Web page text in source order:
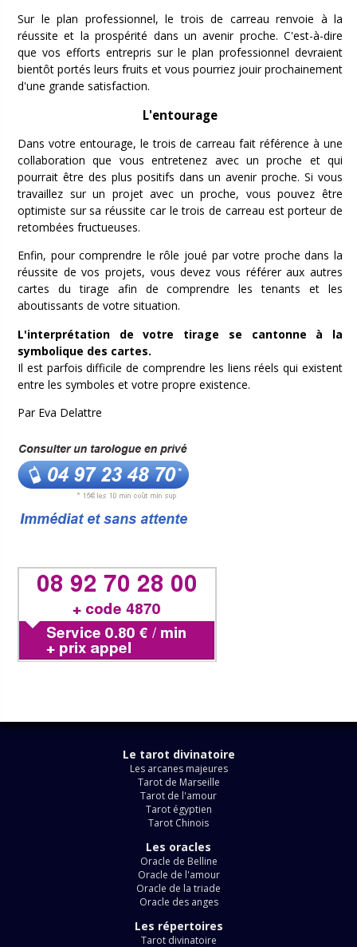
Sur le plan professionnel, le trois de carreau renvoie à la
réussite et la prospérité dans un avenir proche. C'est-à-dire
que vos efforts entrepris sur le plan professionnel devraient
bientôt portés leurs fruits et vous pourriez jouir prochainement
d'une grande satisfaction.
L'entourage
Dans votre entourage, le trois de carreau fait référence à une
collaboration que vous entretenez avec un proche et qui
pourrait être des plus positifs dans un avenir proche. Si vous
travaillez sur un projet avec un proche, vous pouvez être
optimiste sur sa réussite car le trois de carreau est porteur de
retombées fructueuses.
Enfin, pour comprendre le rôle joué par votre proche dans la
réussite de vos projets, vous devez vous référer aux autres
cartes du tirage afin de comprendre les tenants et les
aboutissants de votre situation.
L'interprétation de votre tirage se cantonne à la
symbolique des cartes.
Il est parfois difficile de comprendre les liens réels qui existent
entre les symboles et votre propre existence.
Par Eva Delattre
Le tarot divinatoire
Les arcanes majeures
Tarot de Marseille
Tarot de l'amour
Tarot égyptien
Tarot Chinois
Les oracles
Oracle de Belline
Oracle de l'amour
Oracle de la triade
Oracle des anges
Les répertoires
Tarot divinatoire